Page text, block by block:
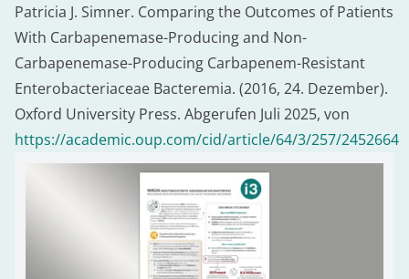
Patricia J. Simner. Comparing the Outcomes of Patients
With Carbapenemase-Producing and Non-
Carbapenemase-Producing Carbapenem-Resistant
Enterobacteriaceae Bacteremia. (2016, 24. Dezember).
Oxford University Press. Abgerufen Juli 2025, von
https://academic.oup.com/cid/article/64/3/257/2452664